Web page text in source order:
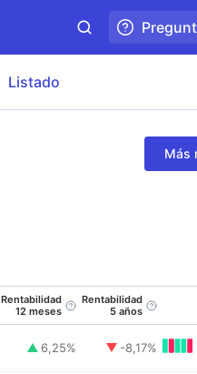
Listado
Más
Rentabilidad
12 meses
Rentabilidad
5 años
6,25% -8,17%